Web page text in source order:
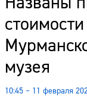
музея
10:45 – 11 февраля
Наши
Погода
Курсы